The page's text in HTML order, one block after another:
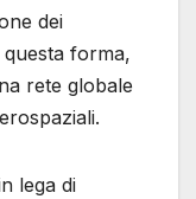
dei
forma,
rete globale
lega di